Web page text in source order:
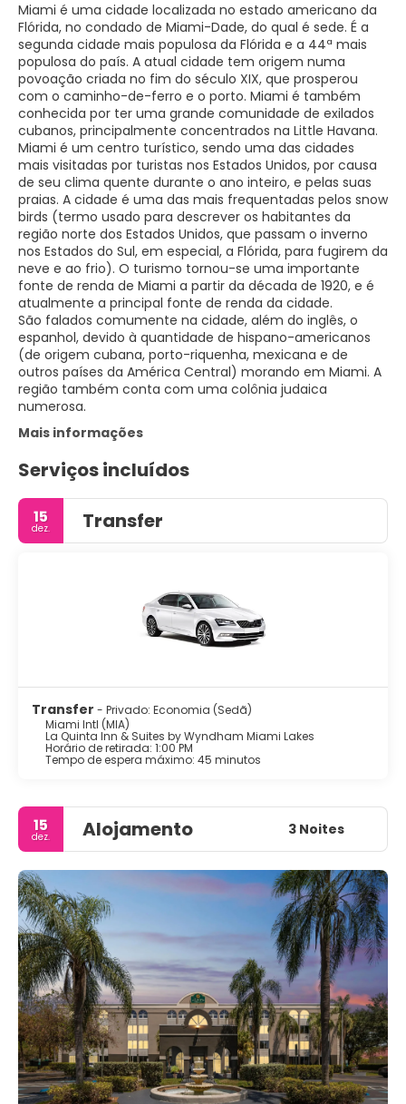
Miami é uma cidade localizada no estado americano da
Flórida, no condado de Miami-Dade, do qual é sede. É a
segunda cidade mais populosa da Flórida e a 44ª mais
populosa do país. A atual cidade tem origem numa
povoação criada no fim do século XIX, que prosperou
com o caminho-de-ferro e o porto. Miami é também
conhecida por ter uma grande comunidade de exilados
cubanos, principalmente concentrados na Little Havana.
Miami é um centro turístico, sendo uma das cidades
mais visitadas por turistas nos Estados Unidos, por causa
de seu clima quente durante o ano inteiro, e pelas suas
praias. A cidade é uma das mais frequentadas pelos snow
birds (termo usado para descrever os habitantes da
região norte dos Estados Unidos, que passam o inverno
nos Estados do Sul, em especial, a Flórida, para fugirem da
neve e ao frio). O turismo tornou-se uma importante
fonte de renda de Miami a partir da década de 1920, e é
atualmente a principal fonte de renda da cidade.
São falados comumente na cidade, além do inglês, o
espanhol, devido à quantidade de hispano-americanos
(de origem cubana, porto-riquenha, mexicana e de
outros países da América Central) morando em Miami. A
região também conta com uma colônia judaica
numerosa.
Mais informações
Serviços incluídos
15
dez. Transfer
Transfer - Privado: Economia (Sedã)
Miami Intl (MIA)
La Quinta Inn & Suites by Wyndham Miami Lakes
Horário de retirada: 1:00 PM
Tempo de espera máximo: 45 minutos
15
dez. Alojamento 3 Noites